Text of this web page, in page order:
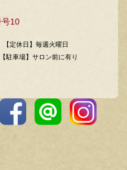
【定休日】毎週火曜日
【駐車場】サロン前に有り